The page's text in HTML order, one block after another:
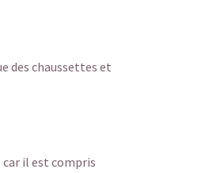
des chaussettes et
car il est compris